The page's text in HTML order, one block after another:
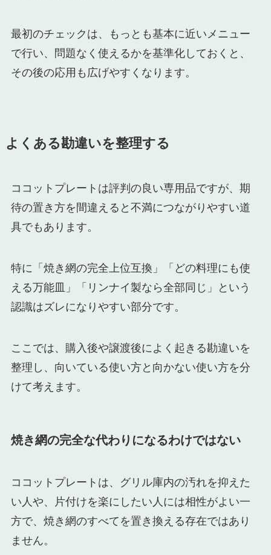
最初のチェックは、もっとも基本に近いメニュー
で行い、問題なく使えるかを基準化しておくと、
その後の応用も広げやすくなります。
よくある勘違いを整理する
ココットプレートは評判の良い専用品ですが、期
待の置き方を間違えると不満につながりやすい道
具でもあります。
特に「焼き網の完全上位互換」「どの料理にも使
える万能皿」「リンナイ製なら全部同じ」という
認識はズレになりやすい部分です。
ここでは、購入後や譲渡後によく起きる勘違いを
整理し、向いている使い方と向かない使い方を分
けて考えます。
焼き網の完全な代わりになるわけではない
ココットプレートは、グリル庫内の汚れを抑えた
い人や、片付けを楽にしたい人には相性がよい一
方で、焼き網のすべてを置き換える存在ではあり
ません。